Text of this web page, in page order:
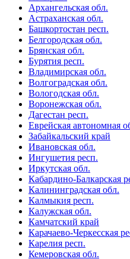
Архангельская обл.
Астраханская обл.
Башкортостан респ.
Белгородская обл.
Брянская обл.
Бурятия респ.
Владимирская обл.
Волгоградская обл.
Вологодская обл.
Воронежская обл.
Дагестан респ.
Еврейская автономная
Забайкальский край
Ивановская обл.
Ингушетия респ.
Иркутская обл.
Кабардино-Балкарская
Калининградская обл.
Калмыкия респ.
Калужская обл.
Камчатский край
Карачаево-Черкесская
Карелия респ.
Кемеровская обл.